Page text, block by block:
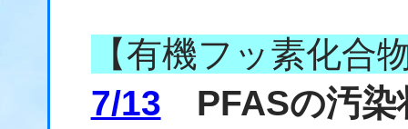
【有機フッ素化合
7/13 PFASの汚染